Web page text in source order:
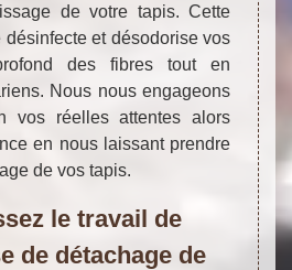
de votre tapis. Cette
désinfecte et désodorise vos
des fibres tout en
Nous nous engageons
vos réelles attentes alors
en nous laissant prendre
de vos tapis.
le travail de
de détachage de